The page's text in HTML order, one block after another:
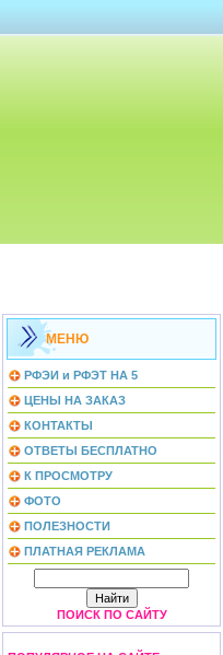
МЕНЮ
РФЭИ и РФЭТ НА 5
ЦЕНЫ НА ЗАКАЗ
КОНТАКТЫ
ОТВЕТЫ БЕСПЛАТНО
К ПРОСМОТРУ
ФОТО
ПОЛЕЗНОСТИ
ПЛАТНАЯ РЕКЛАМА
ПОИСК ПО САЙТУ